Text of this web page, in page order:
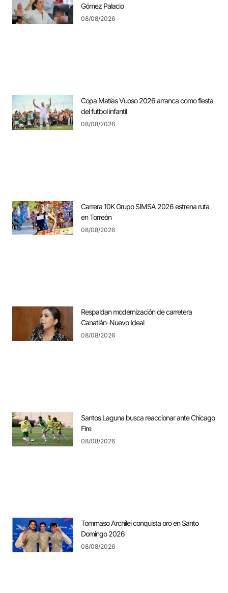
Gómez Palacio
08/08/2026
Copa Matías Vuoso 2026 arranca como fiesta
del futbol infantil
08/08/2026
Carrera 10K Grupo SIMSA 2026 estrena ruta
en Torreón
08/08/2026
Respaldan modernización de carretera
Canatlán–Nuevo Ideal
08/08/2026
Santos Laguna busca reaccionar ante Chicago
Fire
08/08/2026
Tommaso Archilei conquista oro en Santo
Domingo 2026
08/08/2026